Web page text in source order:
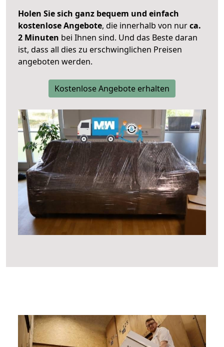
Holen Sie sich ganz bequem und einfach
kostenlose Angebote, die innerhalb von nurca.
2 Minuten bei Ihnen sind. Und das Beste daran
ist, dass all dies zu erschwinglichen Preisen
angeboten werden.
Kostenlose Angebote erhalten